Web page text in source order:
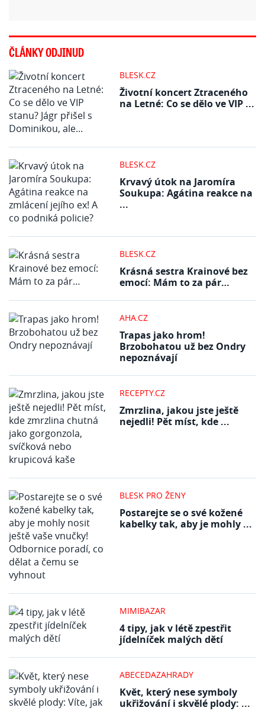
ČLÁNKY ODJINUD
BLESK.CZ
Životní koncert Ztraceného
na Letné: Co se dělo ve VIP ...
BLESK.CZ
Krvavý útok na Jaromíra
Soukupa: Agátina reakce na
...
BLESK.CZ
Krásná sestra Krainové bez
emocí: Mám to za pár…
AHA.CZ
Trapas jako hrom!
Brzobohatou už bez Ondry
nepoznávají
RECEPTY.CZ
Zmrzlina, jakou jste ještě
nejedli! Pět míst, kde ...
BLESK PRO ŽENY
Postarejte se o své kožené
kabelky tak, aby je mohly ...
MIMIBAZAR
4 tipy, jak v létě zpestřit
jídelníček malých dětí
ABECEDAZAHRADY
Květ, který nese symboly
ukřižování i skvělé plody: ...